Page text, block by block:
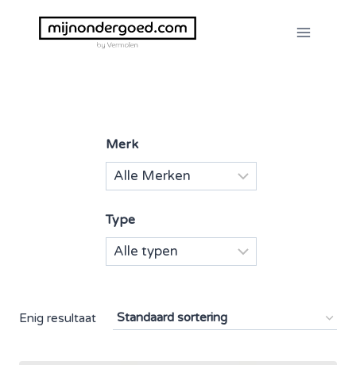
Enig resultaat
Merk
Type